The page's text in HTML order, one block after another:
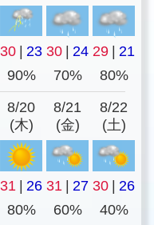
30 23 30 24 29
21
90% 70% 80%
8/20
(木)
8/21
(金)
8/22
(土)
31 26 31 27 30
26
80% 60%
40%